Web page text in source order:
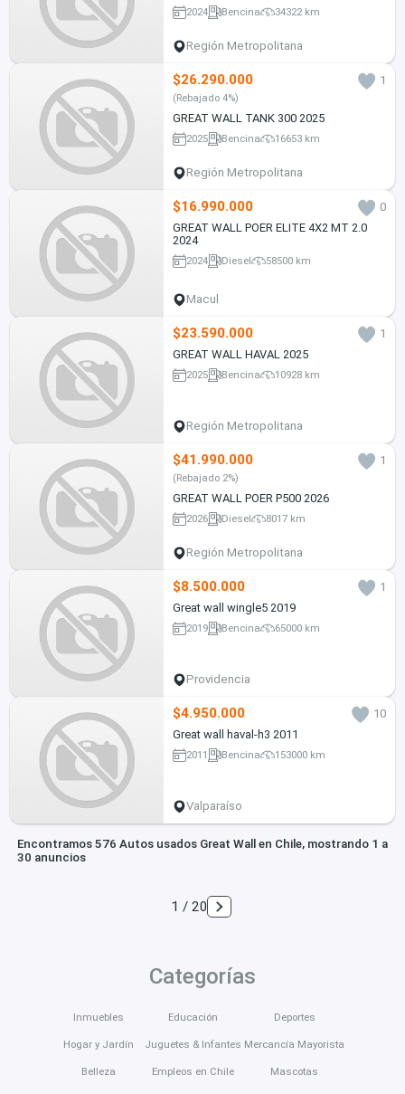
2024 Bencina 34322 km
Región Metropolitana
$26.290.000 1
(Rebajado 4%)
GREAT WALL TANK 300 2025
2025 Bencina 16653 km
Región Metropolitana
$16.990.000
0
GREAT WALL POER ELITE 4X2 MT 2.0
2024
2024 Diesel 58500 km
Macul
$23.590.000
1
GREAT WALL HAVAL 2025
2025 Bencina 10928 km
Región Metropolitana
$41.990.000 1
(Rebajado 2%)
GREAT WALL POER P500 2026
2026 Diesel 8017 km
Región Metropolitana
$8.500.000
1
Great wall wingle5 2019
2019 Bencina 65000 km
Providencia
$4.950.000
10
Great wall haval-h3 2011
2011 Bencina 153000 km
Valparaíso
Encontramos 576 Autos usados Great Wall en Chile, mostrando 1 a
30 anuncios
1 / 20
Categorías
Inmuebles
Hogar y Jardín
Belleza
Educación
Juguetes & Infantes
Empleos en Chile
Deportes
Mercancía Mayorista
Mascotas